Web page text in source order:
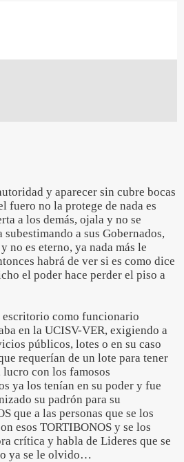
y aparecer sin cubre bocas
fuero no la protege de nada es
a los demás, ojala y no se
a sus Gobernados,
no es eterno, ya nada más le
habrá de ver si es como dice
el poder hace perder el piso a
escritorio como funcionario
en la UCISV-VER, exigiendo a
públicos, lotes o en su caso
requerían de un lote para tener
lucro con los famosos
ya los tenían en su poder y fue
su padrón para su
que a las personas que se los
esos TORTIBONOS y se los
crítica y habla de Lideres que se
o ya se le olvido…